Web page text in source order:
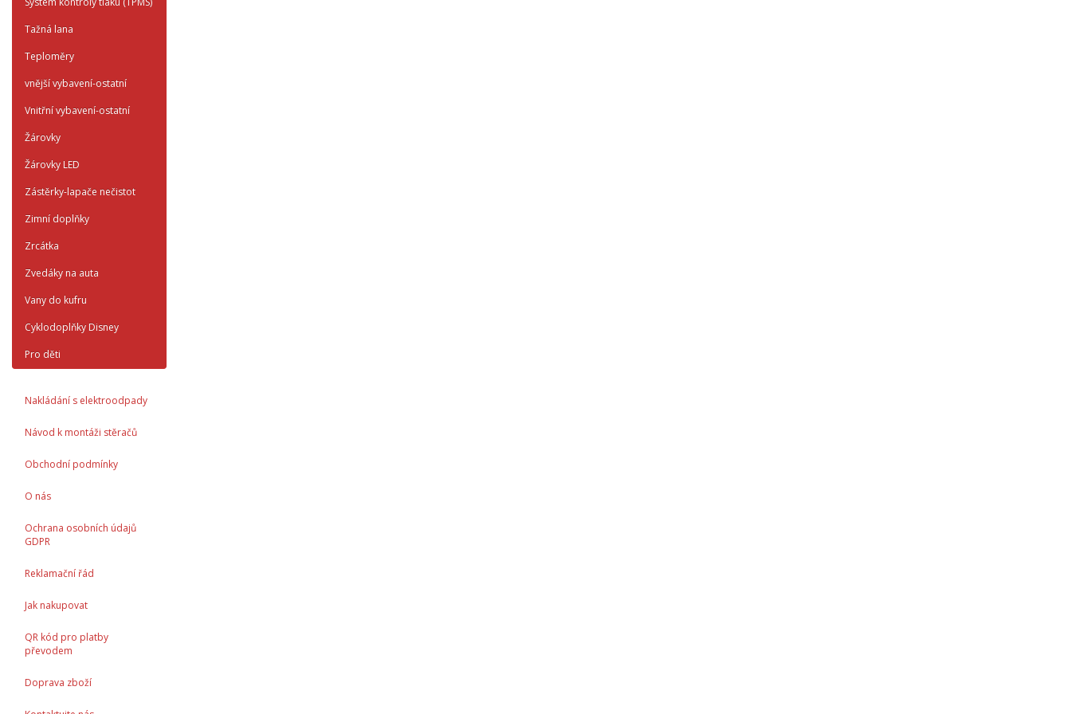
Tažná lana
Teploměry
vnější vybavení-ostatní
Vnitřní vybavení-ostatní
Žárovky
Žárovky LED
Zástěrky-lapače nečistot
Zimní doplňky
Zrcátka
Zvedáky na auta
Vany do kufru
Cyklodoplňky Disney
Pro děti
Nakládání s elektroodpady
Návod k montáži stěračů
Obchodní podmínky
O nás
Ochrana osobních údajů
GDPR
Reklamační řád
Jak nakupovat
QR kód pro platby
převodem
Doprava zboží